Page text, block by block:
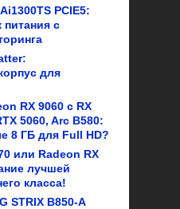
PCIE5:
с
для
RX 9060 с RX
5060, Arc B580:
8 ГБ для Full HD?
или Radeon RX
лучшей
класса!
STRIX B850-A